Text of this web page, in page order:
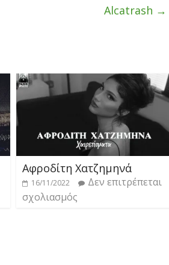
Alcatrash →
Αφροδίτη Χατζημηνά
16/11/2022
Δεν επιτρέπεται
σχολιασμός